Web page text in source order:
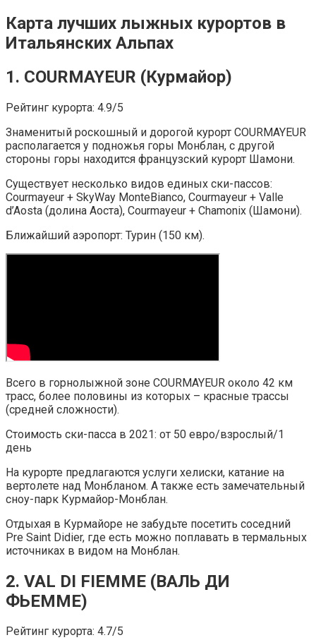
Карта лучших лыжных курортов в
Итальянских Альпах
1. COURMAYEUR (Курмайор)
Рейтинг курорта: 4.9/5
Знаменитый роскошный и дорогой курорт COURMAYEUR
располагается у подножья горы Монблан, с другой
стороны горы находится французский курорт Шамони.
Существует несколько видов единых ски-пассов:
Courmayeur + SkyWay MonteBianco, Courmayeur + Valle
d’Aosta (долина Аоста), Courmayeur + Chamonix (Шамони).
Ближайший аэропорт: Турин (150 км).
Всего в горнолыжной зоне COURMAYEUR около 42 км
трасс, более половины из которых – красные трассы
(средней сложности).
Стоимость ски-пасса в 2021: от 50 евро/взрослый/1
день
На курорте предлагаются услуги хелиски, катание на
вертолете над Монбланом. А также есть замечательный
сноу-парк Курмайор-Монблан.
Отдыхая в Курмайоре не забудьте посетить соседний
Pre Saint Didier, где есть можно поплавать в термальных
источниках в видом на Монблан.
2. VAL DI FIEMME (ВАЛЬ ДИ
ФЬЕММЕ)
Рейтинг курорта: 4.7/5